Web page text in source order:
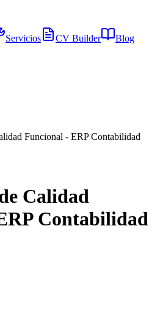
Servicios CV Builder Blog
Funcional - ERP Contabilidad
Calidad
Contabilidad